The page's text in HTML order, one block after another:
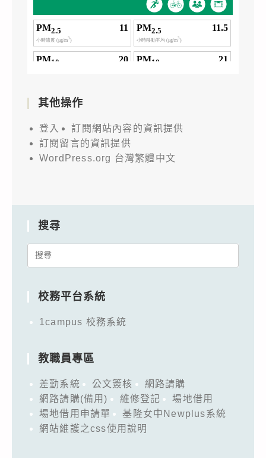
其他操作
登入
訂閱網站內容的資訊提供
訂閱留言的資訊提供
WordPress.org 台灣繁體中文
搜尋
Search
校務平台系統
1campus 校務系統
教職員專區
差勤系統 公文簽核
網路請購
網路請購(備用)
維修登記
場地借用
場地借用申請單
基隆女中Newplus系統
網站維護之css使用說明